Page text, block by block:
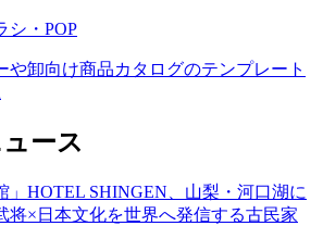
シ・POP
や卸向け商品カタログのテンプレート
ース
」HOTEL SHINGEN、山梨・河口湖に
将×日本文化を世界へ発信する古民家